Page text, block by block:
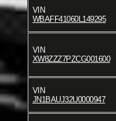
VIN
WBAFF41060L149295
VIN
XW8ZZZ7PZCG001600
VIN
JN1BAUJ32U0000947